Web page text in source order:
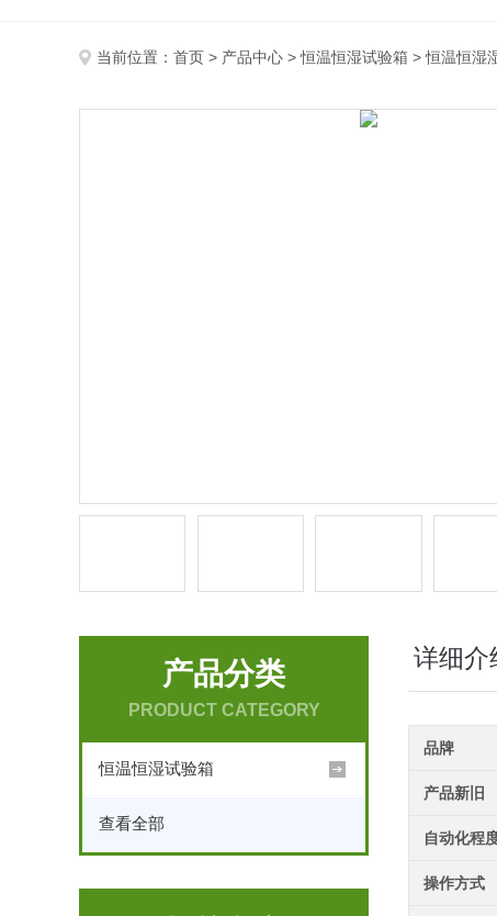
当前位置： 首页 > 产品中心 >恒温恒湿试验箱 >恒温恒湿
产品分类
PRODUCT CATEGORY
恒温恒湿试验箱
查看全部
详细介
品牌
产品新旧
自动化程
操作方式